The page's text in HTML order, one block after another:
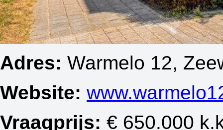
Adres: Warmelo 12,
Website:
Vraagprijs: € 650.000